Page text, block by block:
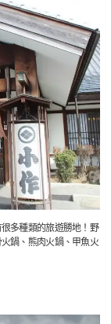
多種類的旅遊勝地！野
鍋、熊肉火鍋、甲魚火